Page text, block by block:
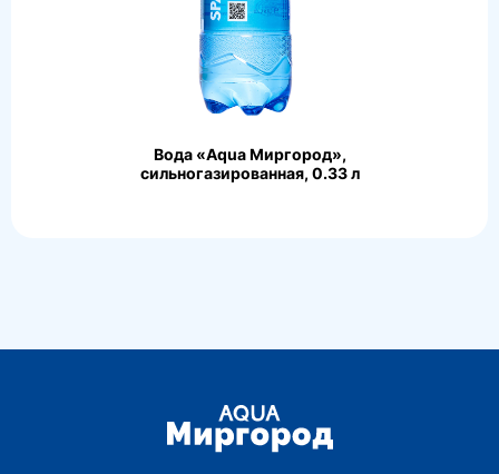
Вода «Aqua Миргород»,
сильногазированная, 0.33 л